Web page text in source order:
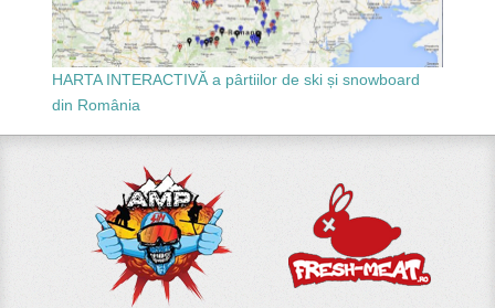
HARTA INTERACTIVĂ a pârtiilor de ski și snowboard
din România